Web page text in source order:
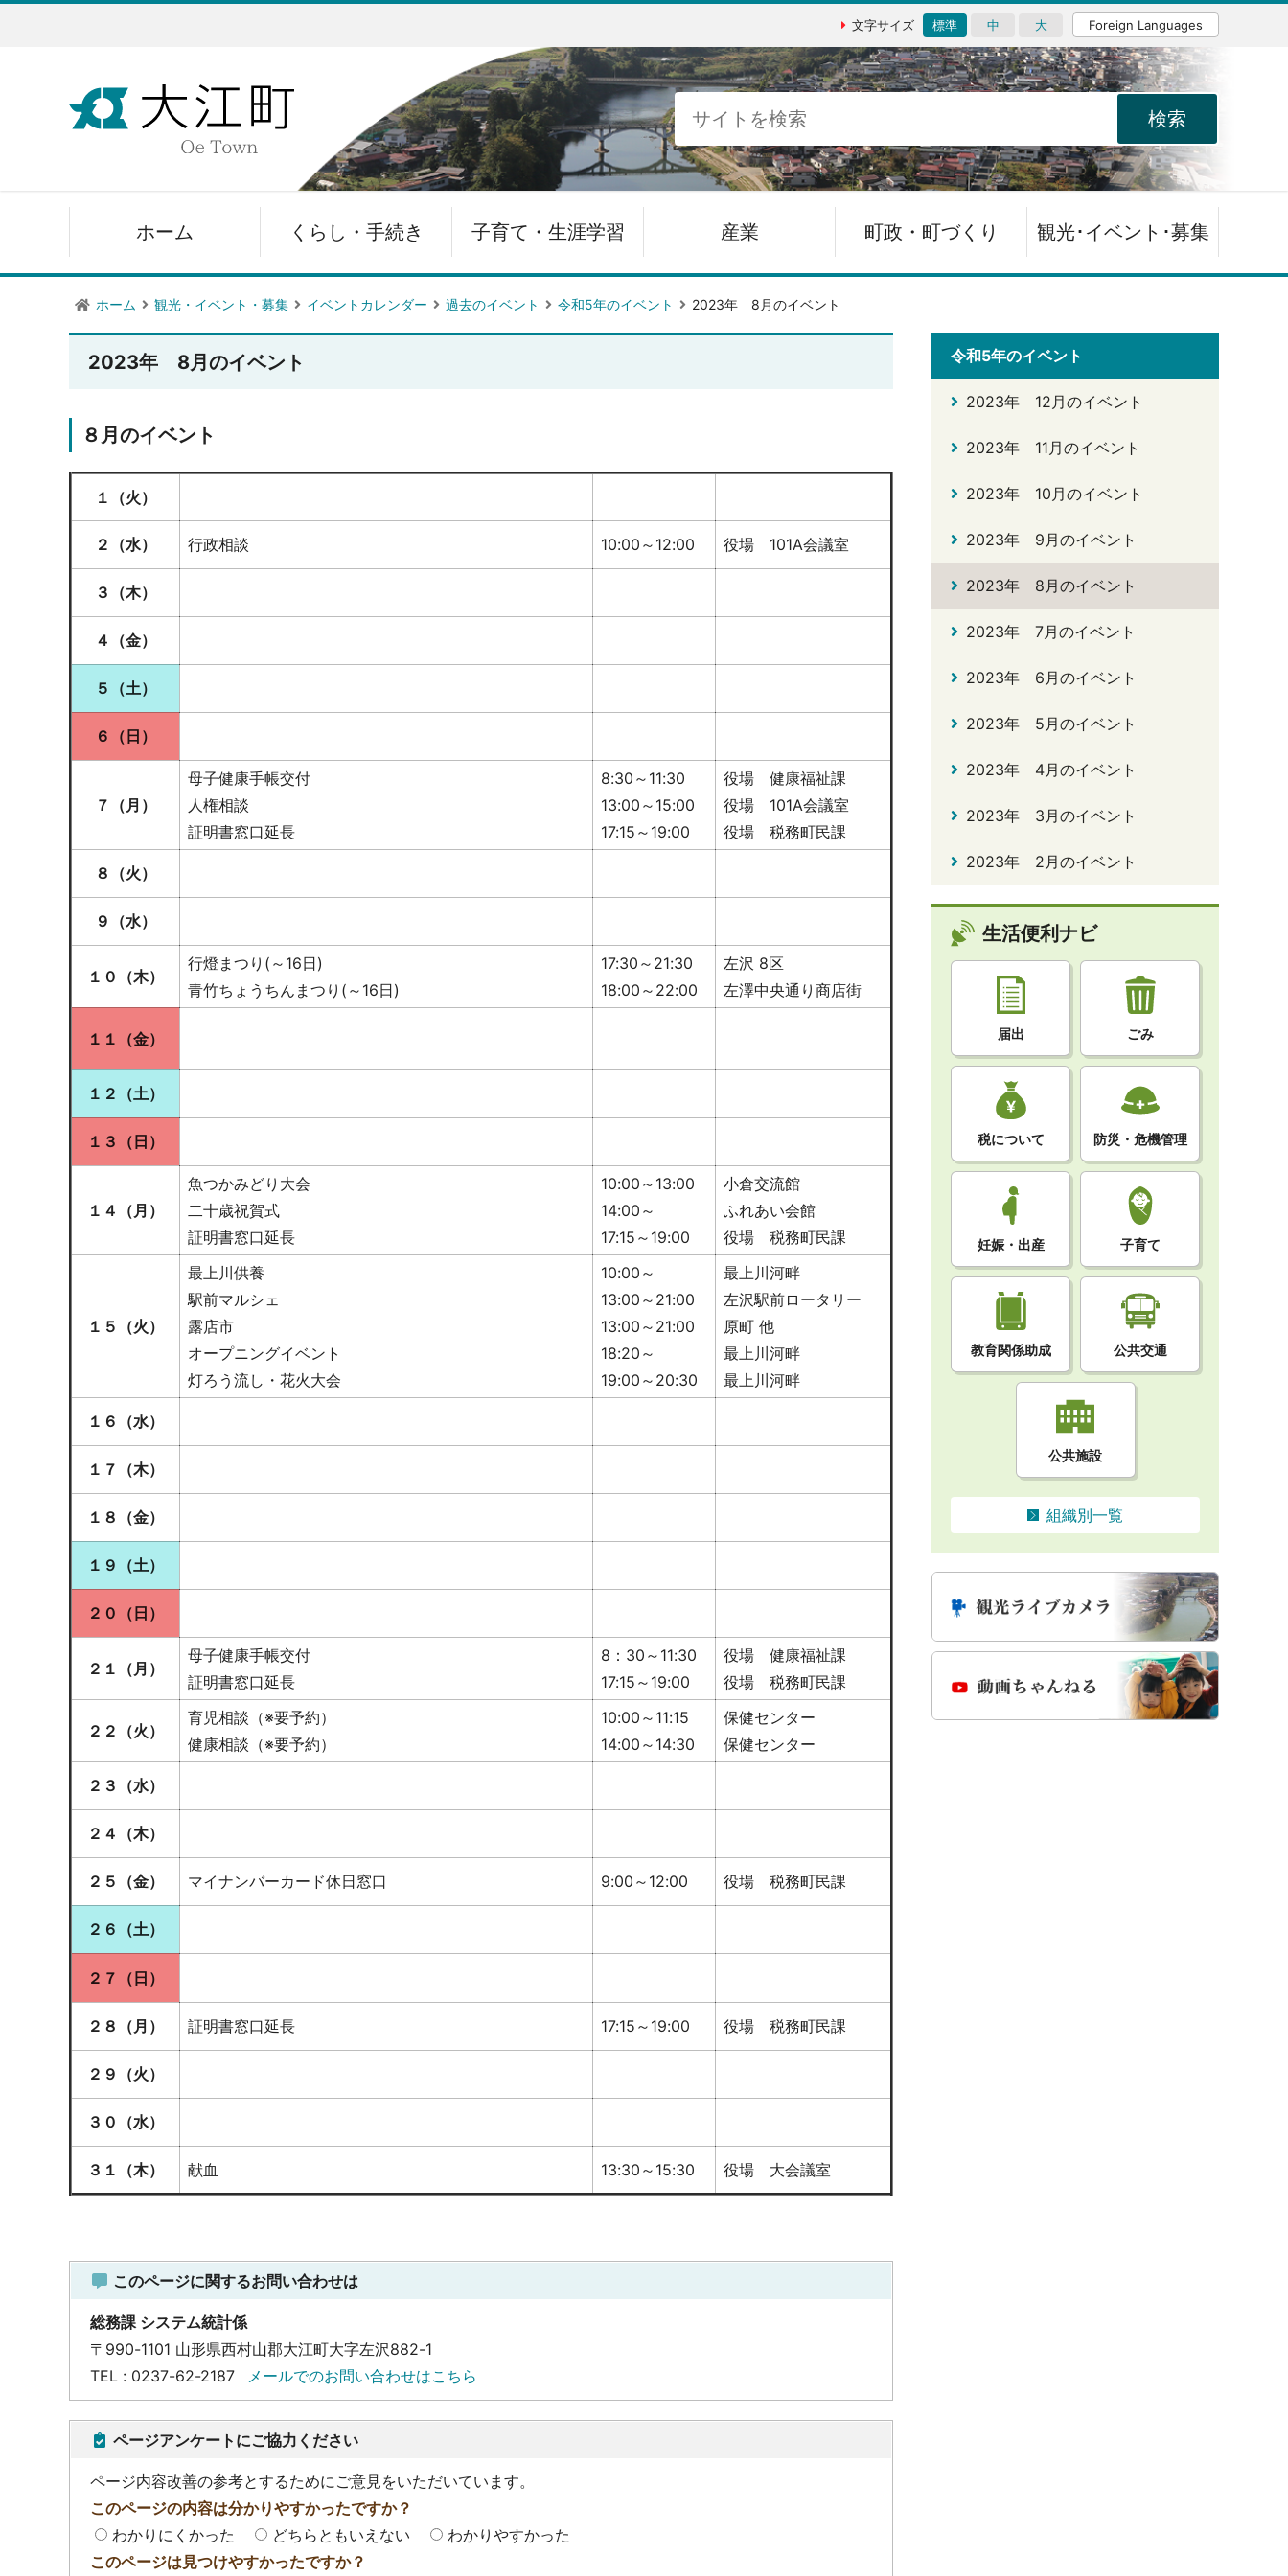
文字サイズ 標準 中 大 Foreign Languages
ホーム くらし・手続き 子育て・生涯学習 産業 町政・町づくり 観光･イベント･募集
ホーム 観光・イベント・募集 イベントカレンダー 過去のイベント 令和5年のイベント 2023年 8月のイベント
2023年 8月のイベント
８月のイベント
１（火）
２（水） 行政相談 10:00～12:00 役場 101A会議室
３（木）
４（金）
５（土）
６（日）
７（月 ）
母子健康手帳交付
人権相談
証明書窓口延長
8:30～11:30
13:00～15:00
17:15～19:00
役場 健康福祉課
役場 101A会議室
役場 税務町民課
８（火）
９（水）
１０（木）
行燈まつり(～16日)
青竹ちょうちんまつり(～16日)
17:30～21:30
18:00～22:00
左沢 8区
左澤中央通り商店街
１１（金）
１２（土）
１３（日）
１４（月）
魚つかみどり大会
二十歳祝賀式
証明書窓口延長
10:00～13:00
14:00～
17:15～19:00
小倉交流館
ふれあい会館
役場 税務町民課
１５（火）
最上川供養
駅前マルシェ
露店市
オープニングイベント
灯ろう流し・花火大会
10:00～
13:00～21:00
13:00～21:00
18:20～
19:00～20:30
最上川河畔
左沢駅前ロータリー
原町 他
最上川河畔
最上川河畔
１６（水）
１７（木）
１８（金）
１９（土）
２０（日）
２１（月）
母子健康手帳交付
証明書窓口延長
8：30～11:30
17:15～19:00
役場 健康福祉課
役場 税務町民課
２２（火）
育児相談（※要予約）
健康相談（※要予約）
10:00～11:15
14:00～14:30
保健センター
保健センター
２３（水）
２４（木）
２５（金） マイナンバーカード休日窓口 9:00～12:00 役場 税務町民課
２６（土）
２７（日）
２８（月） 証明書窓口延長 17:15～19:00 役場 税務町民課
２９（火）
３０（水）
３１（木） 献血 13:30～15:30 役場 大会議室
このページに関するお問い合わせは
総務課 システム統計係
〒990-1101 山形県西村山郡大江町大字左沢882-1
TEL : 0237-62-2187
メールでのお問い合わせはこちら
ページアンケートにご協力ください
ページ内容改善の参考とするためにご意見をいただいています。
このページの内容は分かりやすかったですか？
わかりにくかった
どちらともいえない
わかりやすかった
このページは見つけやすかったですか？
令和5年のイベント
2023年 12月のイベント
2023年 11月のイベント
2023年 10月のイベント
2023年 9月のイベント
2023年 8月のイベント
2023年 7月のイベント
2023年 6月のイベント
2023年 5月のイベント
2023年 4月のイベント
2023年 3月のイベント
2023年 2月のイベント
生活便利ナビ
届出 ごみ
税について 防災・危機管理
妊娠・出産 子育て
教育関係助成 公共交通
公共施設
組織別一覧